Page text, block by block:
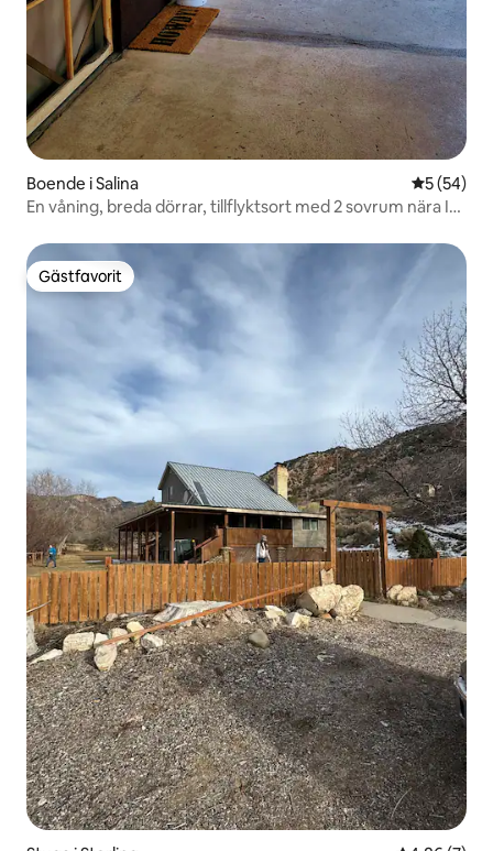
Boende i Salina 5 av 5 i
5 (54)
En våning, breda dörrar, tillflyktsort med 2 sovrum nära I-
Gästfavorit
Gästfavorit